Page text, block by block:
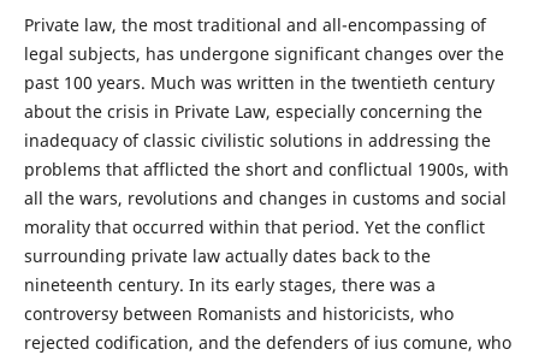
Private law, the most traditional and all-encompassing of
legal subjects, has undergone significant changes over the
past 100 years. Much was written in the twentieth century
about the crisis in Private Law, especially concerning the
inadequacy of classic civilistic solutions in addressing the
problems that afflicted the short and conflictual 1900s, with
all the wars, revolutions and changes in customs and social
morality that occurred within that period. Yet the conflict
surrounding private law actually dates back to the
nineteenth century. In its early stages, there was a
controversy between Romanists and historicists, who
rejected codification, and the defenders of ius comune, who